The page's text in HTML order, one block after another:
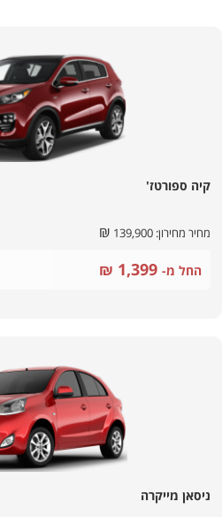
קיה ספורטז'
מחיר מחירון: ₪
החל מ- ₪
ניסאן מייקרה